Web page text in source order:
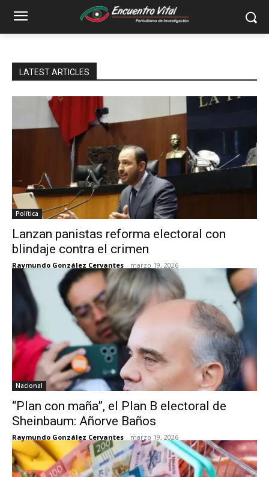
LATEST ARTICLES
Política
Lanzan panistas reforma electoral con
blindaje contra el crimen
Raymundo González Cervantes - marzo 19, 2026
Nacional
“Plan con maña”, el Plan B electoral de
Sheinbaum: Añorve Baños
Raymundo González Cervantes - marzo 19, 2026